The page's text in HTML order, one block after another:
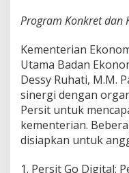
i
m
b
e
r
d
a
y
a
n
Program Konkret dan
Kementerian
Utama Badan
Dessy Ruhati, M.M.
sinergi dengan
Persit untuk
kementerian.
disiapkan untuk
1. Persit Go Digital: